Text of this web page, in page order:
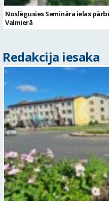
Noslēgusies Semināra ielas
Valmierā
Redakcija iesaka